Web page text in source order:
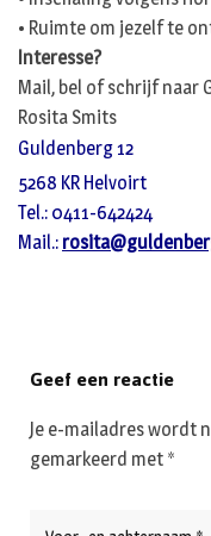
• Ruimte om jezelf te
Interesse?
Mail, bel of schrijf naar
Rosita Smits
Guldenberg 12
5268 KR Helvoirt
Tel.: 0411-642424
Mail.:
Geef een reactie
Je e-mailadres wordt
gemarkeerd met *